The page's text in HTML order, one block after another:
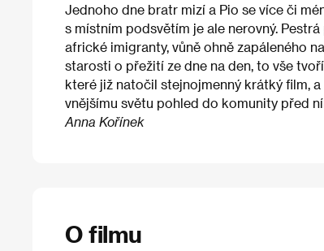
Jednoho dne bratr mizí a Pio se více či
s místním podsvětím je ale nerovný.
africké imigranty, vůně ohně zapáleného
starosti o přežití ze dne na den, to vše
které již natočil stejnojmenný krátký film,
vnějšímu světu pohled do komunity před
Anna Kořínek
O filmu